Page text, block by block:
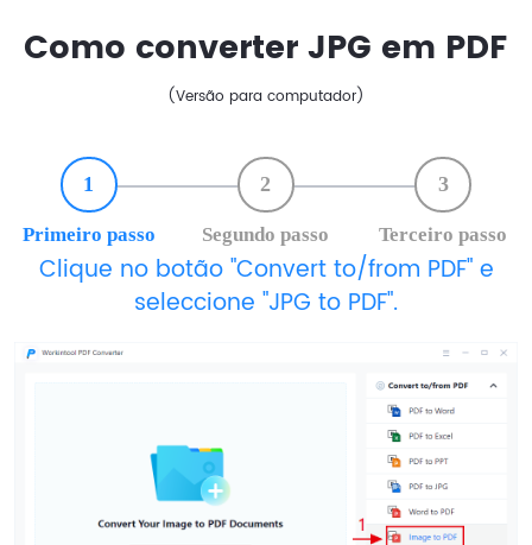
Como converter JPG em PDF
(Versão para computador)
1
Primeiro passo
2
Segundo passo
3
Terceiro passo
Clique no botão "Convert to/from PDF" e
seleccione "JPG to PDF".